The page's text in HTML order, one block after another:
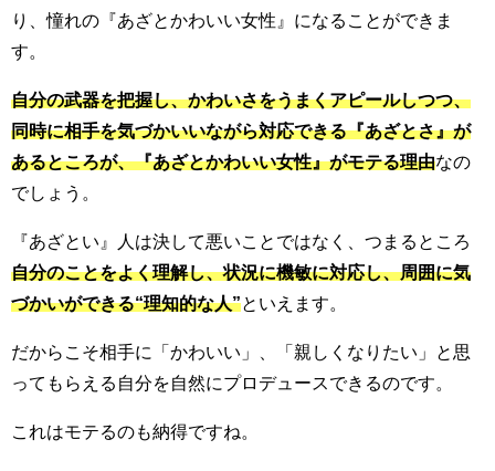
り、憧れの『あざとかわいい女性』になることができま
す。
自分の武器を把握し、かわいさをうまくアピールしつつ、
同時に相手を気づかいいながら対応できる『あざとさ』が
あるところが、『あざとかわいい女性』がモテる理由なの
でしょう。
『あざとい』人は決して悪いことではなく、つまるところ
自分のことをよく理解し、状況に機敏に対応し、周囲に気
づかいができる“理知的な人”といえます。
だからこそ相手に「かわいい」、「親しくなりたい」と思
ってもらえる自分を自然にプロデュースできるのです。
これはモテるのも納得ですね。